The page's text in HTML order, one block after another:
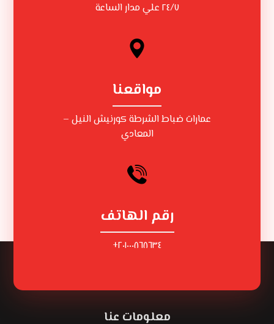
٢٤/٧ علي مدار الساعة
مواقعنا
عمارات ضباط الشرطة كورنيش النيل –
المعادي
رقم الهاتف
٢٠١٠٠٠٨٦٨٦٣٤+
معلومات عنا